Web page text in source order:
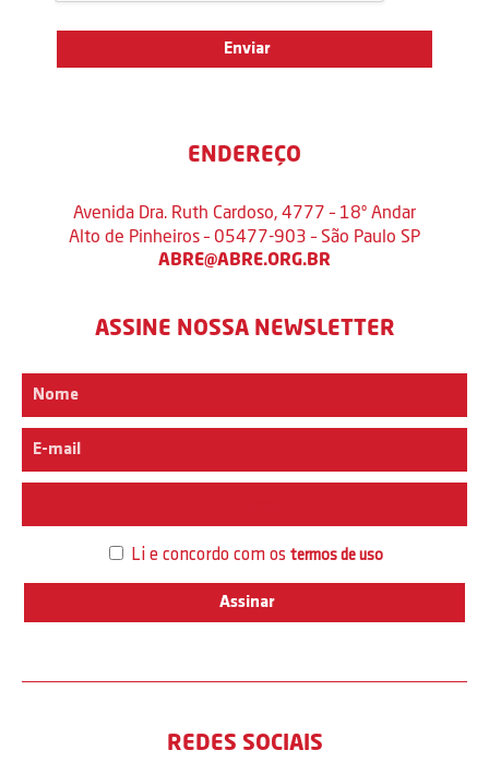
ENDEREÇO
Avenida Dra. Ruth Cardoso, 4777 – 18º Andar
Alto de Pinheiros – 05477-903 – São Paulo SP
ABRE@ABRE.ORG.BR
ASSINE NOSSA NEWSLETTER
Li e concordo com os termos de uso
REDES SOCIAIS